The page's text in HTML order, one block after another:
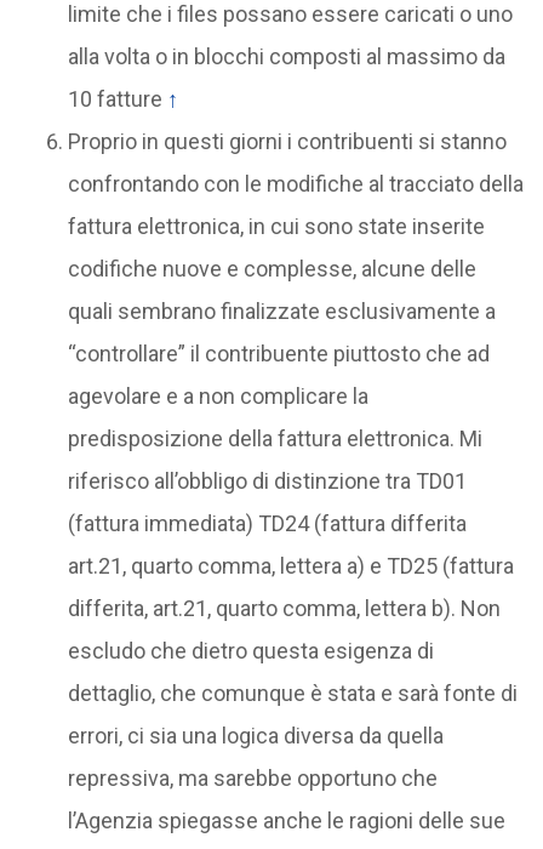
limite che i files possano essere caricati o uno
alla volta o in blocchi composti al massimo da
10 fatture ↑
Proprio in questi giorni i contribuenti si stanno
confrontando con le modifiche al tracciato della
fattura elettronica, in cui sono state inserite
codifiche nuove e complesse, alcune delle
quali sembrano finalizzate esclusivamente a
“controllare” il contribuente piuttosto che ad
agevolare e a non complicare la
predisposizione della fattura elettronica. Mi
riferisco all’obbligo di distinzione tra TD01
(fattura immediata) TD24 (fattura differita
art.21, quarto comma, lettera a) e TD25 (fattura
differita, art.21, quarto comma, lettera b). Non
escludo che dietro questa esigenza di
dettaglio, che comunque è stata e sarà fonte di
errori, ci sia una logica diversa da quella
repressiva, ma sarebbe opportuno che
l’Agenzia spiegasse anche le ragioni delle sue